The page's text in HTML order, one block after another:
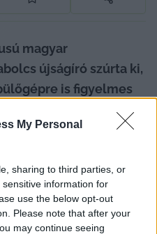
My Personal
sharing to third parties, or
information for
use the below opt-out
Please note that after your
may continue seeing
magyar
újságíró szúrta ki,
is figyelmes
Falcon 7X típusú
kelt és elindult déli
a Facebookon.
szerint a gép
(Egyesült Arab